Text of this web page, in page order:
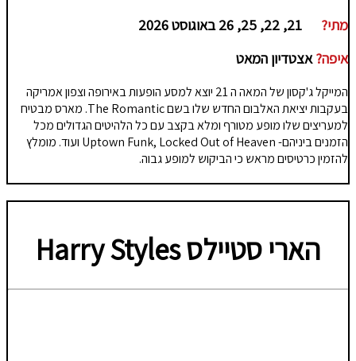
מתי?
איפה?אצטדיון המאט
המייקל ג'קסון של המאה ה 21 יוצא למסע הופעות באירופה וצפון אמריקה
בעקבות יציאת האלבום החדש שלו בשם The Romantic. מארס מבטיח
למעריצים שלו מופע מטורף ומלא בקצב עם כל הלהיטים הגדולים מכל
הזמנים ביניהם- Uptown Funk, Locked Out of Heaven ועוד. מומלץ
להזמין כרטיסים מראש כי הביקוש למופע גבוה.
הארי סטיילסHarry Styles